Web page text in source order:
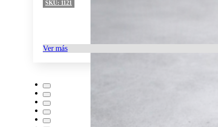
SKU: 1121
Ver más